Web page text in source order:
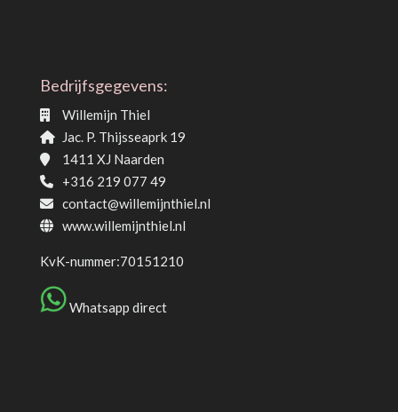
Bedrijfsgegevens:
Willemijn Thiel
Jac. P. Thijsseaprk 19
1411 XJ Naarden
+316 219 077 49
contact@willemijnthiel.nl
www.willemijnthiel.nl
KvK-nummer:70151210
Whatsapp direct